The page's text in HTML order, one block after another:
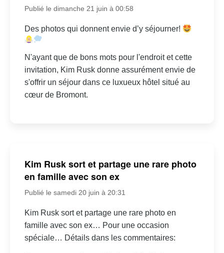
Publié le dimanche 21 juin à 00:58
Des photos qui donnent envie d’y séjourner!
N'ayant que de bons mots pour l'endroit et cette
invitation, Kim Rusk donne assurément envie de
s'offrir un séjour dans ce luxueux hôtel situé au
cœur de Bromont.
Kim Rusk sort et partage une rare photo
en famille avec son ex
Publié le samedi 20 juin à 20:31
Kim Rusk sort et partage une rare photo en
famille avec son ex… Pour une occasion
spéciale… Détails dans les commentaires: